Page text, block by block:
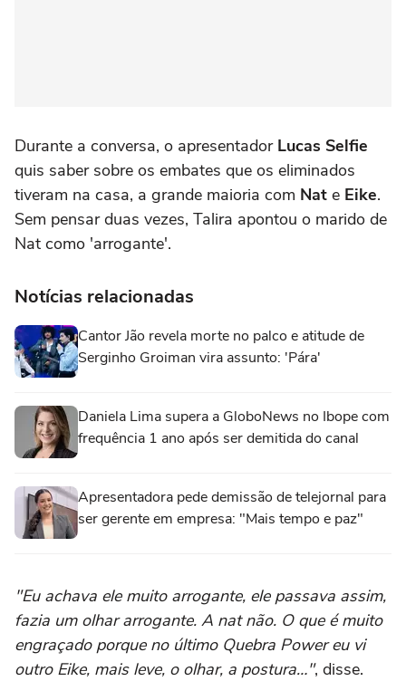
Durante a conversa, o apresentador Lucas Selfie
quis saber sobre os embates que os eliminados
tiveram na casa, a grande maioria com Nat e Eike.
Sem pensar duas vezes, Talira apontou o marido de
Nat como 'arrogante'.
Notícias relacionadas
Cantor Jão revela morte no palco e atitude de
Serginho Groiman vira assunto: 'Pára'
Daniela Lima supera a GloboNews no Ibope com
frequência 1 ano após ser demitida do canal
Apresentadora pede demissão de telejornal para
ser gerente em empresa: "Mais tempo e paz"
"Eu achava ele muito arrogante, ele passava assim,
fazia um olhar arrogante. A nat não. O que é muito
engraçado porque no último Quebra Power eu vi
outro Eike, mais leve, o olhar, a postura…", disse.